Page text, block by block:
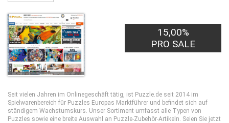
15,00%
PRO SALE
Seit vielen Jahren im Onlinegeschäft tätig, ist Puzzle.de seit 2014 im
Spielwarenbereich für Puzzles Europas Marktführer und befindet sich auf
ständigem Wachstumskurs. Unser Sortiment umfasst alle Typen von
Puzzles sowie eine breite Auswahl an Puzzle-Zubehör-Artikeln. Seien Sie jetzt